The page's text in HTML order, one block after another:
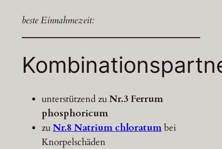
beste Einnahmezeit:
unterstützend zuNr.3 Ferrum
phosphoricum
zuNr.8 Natrium chloratumbei
Knorpelschäden